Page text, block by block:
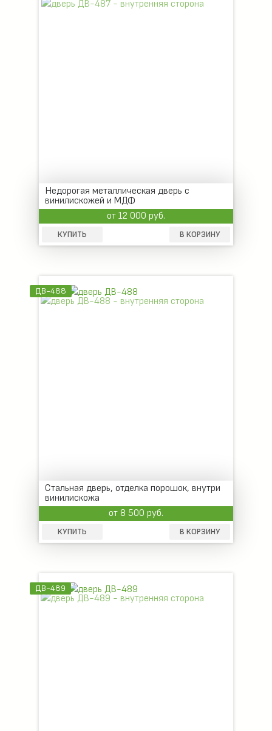
Недорогая металлическая дверь с
винилискожей и МДФ
от 12 000 руб.
КУПИТЬ В КОРЗИНУ
ДВ-488
Стальная дверь, отделка порошок, внутри
винилискожа
от 8 500 руб.
КУПИТЬ В КОРЗИНУ
ДВ-489